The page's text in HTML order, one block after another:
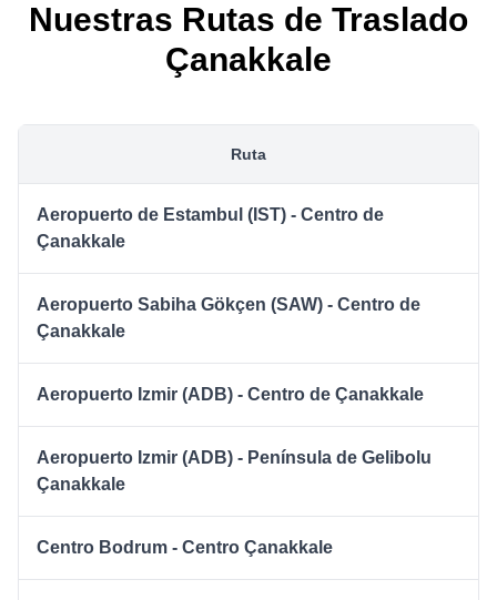
Nuestras Rutas de Traslado
Çanakkale
Ruta
Aeropuerto de Estambul (IST) - Centro de
Çanakkale
Aeropuerto Sabiha Gökçen (SAW) - Centro de
Çanakkale
Aeropuerto Izmir (ADB) - Centro de Çanakkale
Aeropuerto Izmir (ADB) - Península de Gelibolu
Çanakkale
Centro Bodrum - Centro Çanakkale